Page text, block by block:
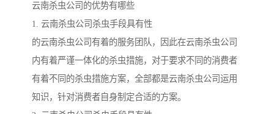
云南杀虫公司的优势有哪些
1. 云南杀虫公司杀虫手段具有性
的云南杀虫公司有着的服务团队，因此在云南杀虫公司
内有着严谨一体化的杀虫措施，对于要求不同的消费者
有着不同的杀虫措施方案，全部都是云南杀虫公司运用
知识，针对消费者自身制定合适的方案。